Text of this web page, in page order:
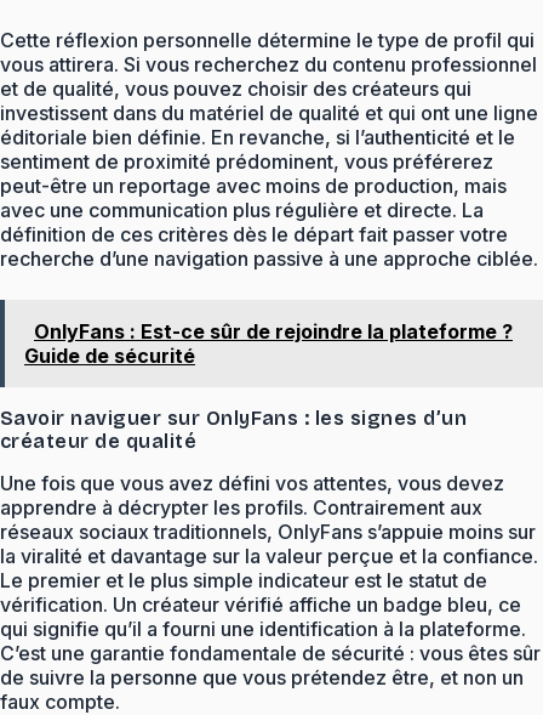
Cette réflexion personnelle détermine le type de profil qui
vous attirera. Si vous recherchez du contenu professionnel
et de qualité, vous pouvez choisir des créateurs qui
investissent dans du matériel de qualité et qui ont une ligne
éditoriale bien définie. En revanche, si l’authenticité et le
sentiment de proximité prédominent, vous préférerez
peut-être un reportage avec moins de production, mais
avec une communication plus régulière et directe. La
définition de ces critères dès le départ fait passer votre
recherche d’une navigation passive à une approche ciblée.
OnlyFans : Est-ce sûr de rejoindre la plateforme ?
Guide de sécurité
Savoir naviguer sur OnlyFans : les signes d’un
créateur de qualité
Une fois que vous avez défini vos attentes, vous devez
apprendre à décrypter les profils. Contrairement aux
réseaux sociaux traditionnels, OnlyFans s’appuie moins sur
la viralité et davantage sur la valeur perçue et la confiance.
Le premier et le plus simple indicateur est le statut de
vérification. Un créateur vérifié affiche un badge bleu, ce
qui signifie qu’il a fourni une identification à la plateforme.
C’est une garantie fondamentale de sécurité : vous êtes sûr
de suivre la personne que vous prétendez être, et non un
faux compte.